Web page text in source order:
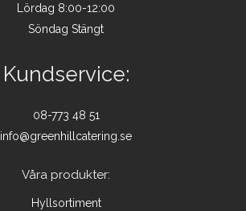
Lördag 8:00-12:00
Söndag Stängt
Kundservice:
08-773 48 51
info@greenhillcatering.se
Våra produkter:
Hyllsortiment